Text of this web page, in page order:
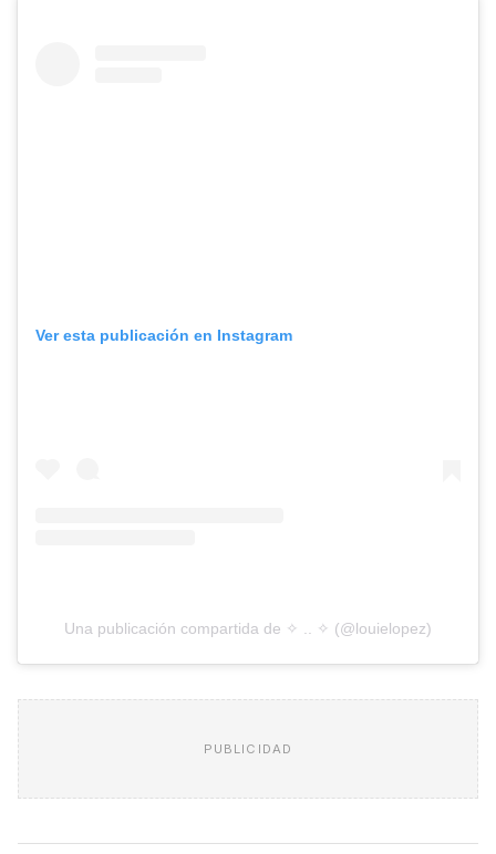
Ver esta publicación en Instagram
Una publicación compartida de ✧ .. ✧ (@louielopez)
PUBLICIDAD